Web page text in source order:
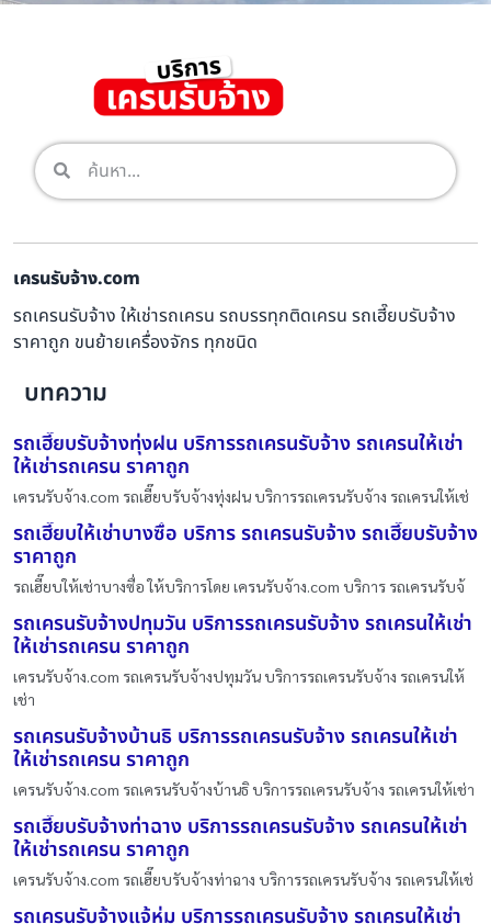
เครนรับจ้าง.com
รถเครนรับจ้าง ให้เช่ารถเครน รถบรรทุกติดเครน รถเฮี๊ยบรับจ้าง
ราคาถูก ขนย้ายเครื่องจักร ทุกชนิด
บทความ
รถเฮี๊ยบรับจ้างทุ่งฝน บริการรถเครนรับจ้าง รถเครนให้เช่า
ให้เช่ารถเครน ราคาถูก
เครนรับจ้าง.com รถเฮี๊ยบรับจ้างทุ่งฝน บริการรถเครนรับจ้าง รถเครนให้เช่
รถเฮี๊ยบให้เช่าบางซื่อ บริการ รถเครนรับจ้าง รถเฮี๊ยบรับจ้าง
ราคาถูก
รถเฮี๊ยบให้เช่าบางซื่อ ให้บริการโดย เครนรับจ้าง.com บริการ รถเครนรับจ้
รถเครนรับจ้างปทุมวัน บริการรถเครนรับจ้าง รถเครนให้เช่า
ให้เช่ารถเครน ราคาถูก
เครนรับจ้าง.com รถเครนรับจ้างปทุมวัน บริการรถเครนรับจ้าง รถเครนให้
เช่า
รถเครนรับจ้างบ้านธิ บริการรถเครนรับจ้าง รถเครนให้เช่า
ให้เช่ารถเครน ราคาถูก
เครนรับจ้าง.com รถเครนรับจ้างบ้านธิ บริการรถเครนรับจ้าง รถเครนให้เช่า
รถเฮี๊ยบรับจ้างท่าฉาง บริการรถเครนรับจ้าง รถเครนให้เช่า
ให้เช่ารถเครน ราคาถูก
เครนรับจ้าง.com รถเฮี๊ยบรับจ้างท่าฉาง บริการรถเครนรับจ้าง รถเครนให้เช่
รถเครนรับจ้างแจ้ห่ม บริการรถเครนรับจ้าง รถเครนให้เช่า